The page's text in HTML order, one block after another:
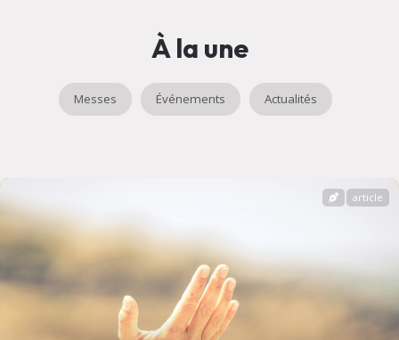
À la une
Messes Événements Actualités
article